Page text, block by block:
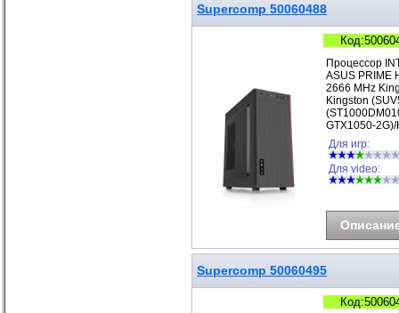
Supercomp 50060488
Процессор
ASUS PRIME
2666 MHz
Kingston
GTX1050-
Для игр:
Для video:
Supercomp 50060495